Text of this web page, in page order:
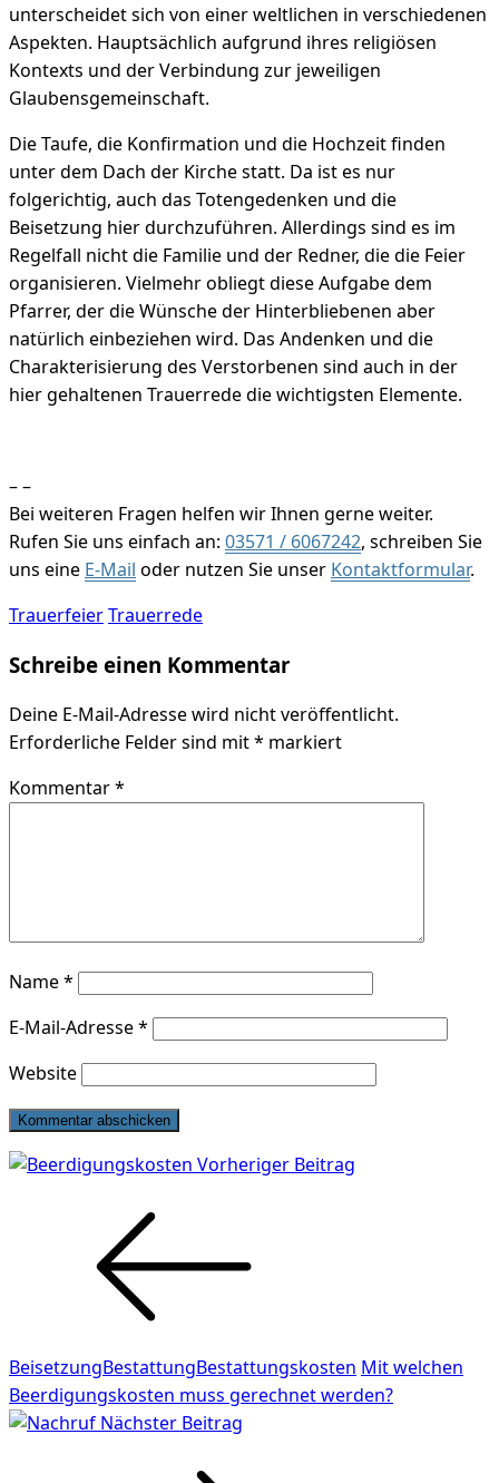
unterscheidet sich von einer weltlichen in verschiedenen
Aspekten. Hauptsächlich aufgrund ihres religiösen
Kontexts und der Verbindung zur jeweiligen
Glaubensgemeinschaft.
Die Taufe, die Konfirmation und die Hochzeit finden
unter dem Dach der Kirche statt. Da ist es nur
folgerichtig, auch das Totengedenken und die
Beisetzung hier durchzuführen. Allerdings sind es im
Regelfall nicht die Familie und der Redner, die die Feier
organisieren. Vielmehr obliegt diese Aufgabe dem
Pfarrer, der die Wünsche der Hinterbliebenen aber
natürlich einbeziehen wird. Das Andenken und die
Charakterisierung des Verstorbenen sind auch in der
hier gehaltenen Trauerrede die wichtigsten Elemente.
– –
Bei weiteren Fragen helfen wir Ihnen gerne weiter.
Rufen Sie uns einfach an: 03571 / 6067242, schreiben Sie
uns eine E-Mail oder nutzen Sie unser Kontaktformular.
TrauerfeierTrauerrede
Schreibe einen Kommentar
Deine E-Mail-Adresse wird nicht veröffentlicht.
Erforderliche Felder sind mit* markiert
Kommentar*
Name*
E-Mail-Adresse*
Website
BeitragsnavigationVorheriger Beitrag
Vorheriger
Beitrag
BeisetzungBestattungBestattungskosten Mit welchen
Beerdigungskosten muss gerechnet werden?
Nächster Beitrag